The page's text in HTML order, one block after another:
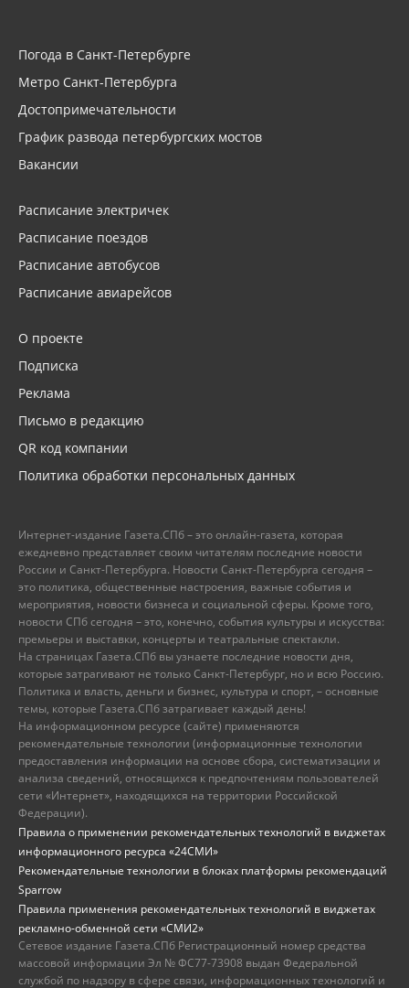
Погода в Санкт-Петербурге
Метро Санкт-Петербурга
Достопримечательности
График развода петербургских мостов
Вакансии
Расписание электричек
Расписание поездов
Расписание автобусов
Расписание авиарейсов
О проекте
Подписка
Реклама
Письмо в редакцию
QR код компании
Политика обработки персональных данных
Интернет-издание Газета.СПб – это онлайн-газета, которая
ежедневно представляет своим читателям последние новости
России и Санкт-Петербурга. Новости Санкт-Петербурга сегодня –
это политика, общественные настроения, важные события и
мероприятия, новости бизнеса и социальной сферы. Кроме того,
новости СПб сегодня – это, конечно, события культуры и искусства:
премьеры и выставки, концерты и театральные спектакли.
На страницах Газета.СПб вы узнаете последние новости дня,
которые затрагивают не только Санкт-Петербург, но и всю Россию.
Политика и власть, деньги и бизнес, культура и спорт, – основные
темы, которые Газета.СПб затрагивает каждый день!
На информационном ресурсе (сайте) применяются
рекомендательные технологии (информационные технологии
предоставления информации на основе сбора, систематизации и
анализа сведений, относящихся к предпочтениям пользователей
сети «Интернет», находящихся на территории Российской
Федерации).
Правила о применении рекомендательных технологий в виджетах
информационного ресурса «24СМИ»
Рекомендательные технологии в блоках платформы рекомендаций
Sparrow
Правила применения рекомендательных технологий в виджетах
рекламно-обменной сети «СМИ2»
Сетевое издание Газета.СПб Регистрационный номер средства
массовой информации Эл № ФС77-73908 выдан Федеральной
службой по надзору в сфере связи, информационных технологий и